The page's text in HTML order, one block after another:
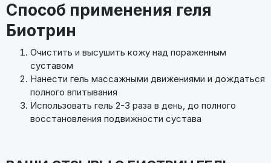
Способ применения геля
Биотрин
Очистить и высушить кожу над пораженным
суставом
Нанести гель массажными движениями и дождаться
полного впитывания
Использовать гель 2-3 раза в день, до полного
восстановления подвижности сустава